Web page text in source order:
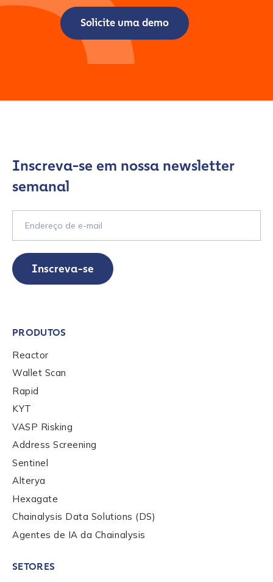
Solicite uma demo
Contact us
Last name
Inscreva-se em nossa newsletter
semanal
Inscreva-se
PRODUTOS
Reactor
Wallet Scan
Rapid
KYT
VASP Risking
Address Screening
Sentinel
Alterya
Hexagate
Chainalysis Data Solutions (DS)
Agentes de IA da Chainalysis
SETORES